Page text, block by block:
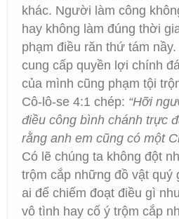
khác. Người làm công
hay không làm đúng thời
phạm điều răn thứ tám
cung cấp quyền lợi chính
của mình cũng phạm tội
Cô-lô-se 4:1 chép: “Hỡi
điều công bình chánh trực
rằng anh em cũng có một
Có lẽ chúng ta không đột
trộm cắp những đồ vật
ai để chiếm đoạt điều gì
vô tình hay cố ý trộm cắp